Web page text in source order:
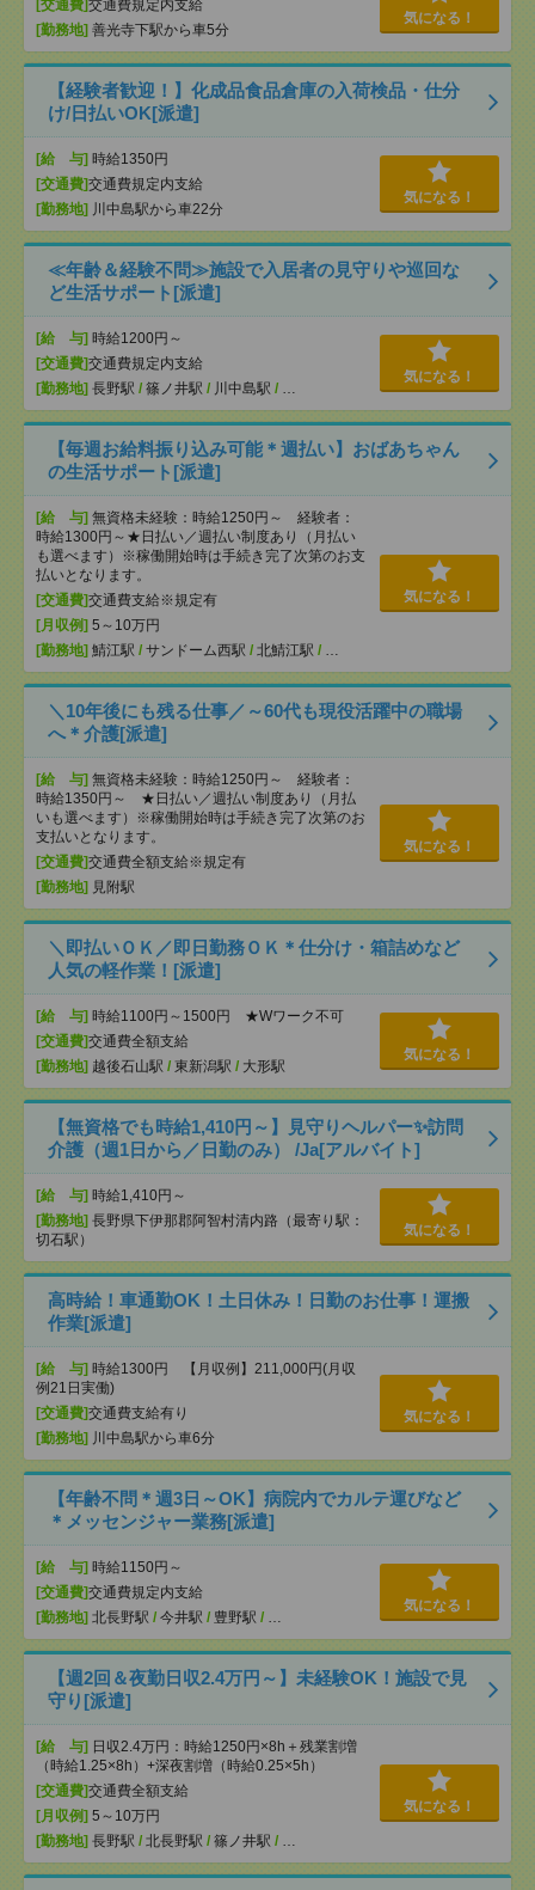
[交通費] 交通費規定内支給
[勤務地] 善光寺下駅から車5分
気になる！
【経験者歓迎！】化成品食品倉庫の入荷検品・仕分
け/日払いOK[派遣]
[給 与] 時給1350円
[交通費]交通費規定内支給
[勤務地] 川中島駅から車22分
気になる！
≪年齢＆経験不問≫施設で入居者の見守りや巡回な
ど生活サポート[派遣]
[給 与] 時給1200円～
[交通費]交通費規定内支給
[勤務地] 長野駅 / 篠ノ井駅 / 川中島駅 / …
気になる！
【毎週お給料振り込み可能＊週払い】おばあちゃん
の生活サポート[派遣]
[給 与] 無資格未経験：時給1250円～ 経験者：
時給1300円～★日払い／週払い制度あり（月払い
も選べます）※稼働開始時は手続き完了次第のお支
払いとなります。
[交通費]交通費支給※規定有
[月収例] 5～10万円
[勤務地] 鯖江駅 / サンドーム西駅 / 北鯖江駅 / …
気になる！
＼10年後にも残る仕事／～60代も現役活躍中の職場
へ＊介護[派遣]
[給 与] 無資格未経験：時給1250円～ 経験者：
時給1350円～ ★日払い／週払い制度あり（月払
いも選べます）※稼働開始時は手続き完了次第のお
支払いとなります。
[交通費]交通費全額支給※規定有
[勤務地] 見附駅
気になる！
＼即払いＯＫ／即日勤務ＯＫ＊仕分け・箱詰めなど
人気の軽作業！[派遣]
[給 与] 時給1100円～1500円 ★Wワーク不可
[交通費]交通費全額支給
[勤務地] 越後石山駅 / 東新潟駅 / 大形駅
気になる！
【無資格でも時給1,410円～】見守りヘルパー✨訪問
介護（週1日から／日勤のみ） /Ja[アルバイト]
[給 与] 時給1,410円～
[勤務地] 長野県下伊那郡阿智村清内路（最寄り駅：
切石駅）
気になる！
高時給！車通勤OK！土日休み！日勤のお仕事！運搬
作業[派遣]
[給 与] 時給1300円 【月収例】211,000円(月収
例21日実働)
[交通費]交通費支給有り
[勤務地] 川中島駅から車6分
気になる！
【年齢不問＊週3日～OK】病院内でカルテ運びなど
＊メッセンジャー業務[派遣]
[給 与] 時給1150円～
[交通費]交通費規定内支給
[勤務地] 北長野駅 / 今井駅 / 豊野駅 / …
気になる！
【週2回＆夜勤日収2.4万円～】未経験OK！施設で見
守り[派遣]
[給 与] 日収2.4万円：時給1250円×8h＋残業割増
（時給1.25×8h）+深夜割増（時給0.25×5h）
[交通費]交通費全額支給
[月収例] 5～10万円
[勤務地] 長野駅 / 北長野駅 / 篠ノ井駅 / …
気になる！